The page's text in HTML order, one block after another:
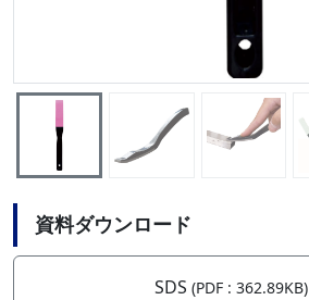
資料ダウンロード
SDS (PDF : 362.89KB)